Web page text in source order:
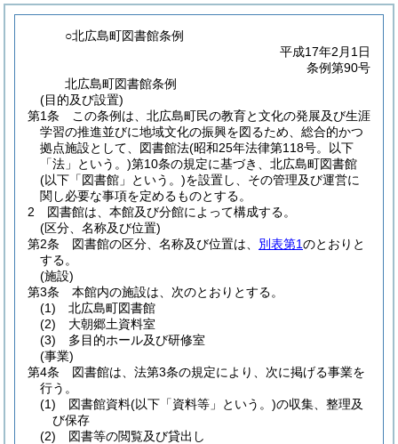
○北広島町図書館条例
平成17年2月1日
条例第90号
北広島町図書館条例
(目的及び設置)
第1条
この条例は、北広島町民の教育と文化の発展及び生涯
学習の推進並びに地域文化の振興を図るため、総合的かつ
拠点施設として、図書館法(昭和25年法律第118号。以下
「法」という。)第10条の規定に基づき、北広島町図書館
(以下「図書館」という。)を設置し、その管理及び運営に
関し必要な事項を定めるものとする。
2
図書館は、本館及び分館によって構成する。
(区分、名称及び位置)
第2条
図書館の区分、名称及び位置は、 別表第1のとおりと
する。
(施設)
第3条
本館内の施設は、次のとおりとする。
(1)
北広島町図書館
(2)
大朝郷土資料室
(3)
多目的ホール及び研修室
(事業)
第4条
図書館は、法第3条の規定により、次に掲げる事業を
行う。
(1)
図書館資料(以下「資料等」という。)の収集、整理及
び保存
(2)
図書等の閲覧及び貸出し